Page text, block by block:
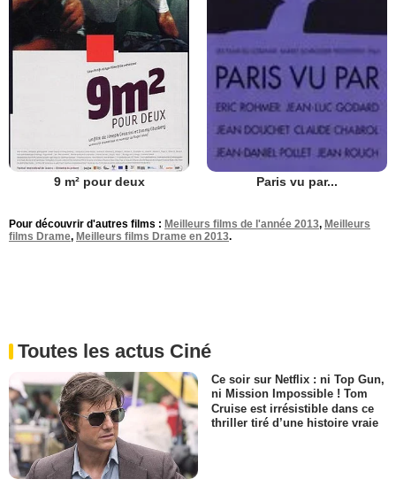
9 m² pour deux Paris vu par...
Pour découvrir d'autres films : Meilleurs films de l'année 2013, Meilleurs
films Drame, Meilleurs films Drame en 2013.
Toutes les actus Ciné
Ce soir sur Netflix : ni Top Gun,
ni Mission Impossible ! Tom
Cruise est irrésistible dans ce
thriller tiré d’une histoire vraie